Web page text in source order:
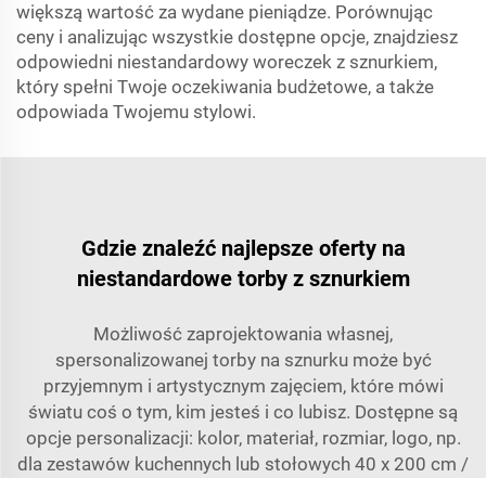
większą wartość za wydane pieniądze. Porównując
ceny i analizując wszystkie dostępne opcje, znajdziesz
odpowiedni niestandardowy woreczek z sznurkiem,
który spełni Twoje oczekiwania budżetowe, a także
odpowiada Twojemu stylowi.
Gdzie znaleźć najlepsze oferty na
niestandardowe torby z sznurkiem
Możliwość zaprojektowania własnej,
spersonalizowanej torby na sznurku może być
przyjemnym i artystycznym zajęciem, które mówi
światu coś o tym, kim jesteś i co lubisz. Dostępne są
opcje personalizacji: kolor, materiał, rozmiar, logo, np.
dla zestawów kuchennych lub stołowych 40 x 200 cm /